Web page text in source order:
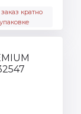
кратно
упаковке